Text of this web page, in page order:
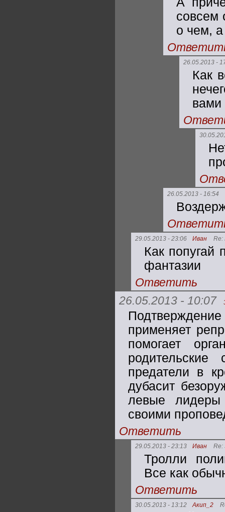
совсем
о чем,
26.05.2013 -
Как
вами
26.05.2013 - 16:54
29.05.2013 - 23:06 Иван Re:
Как попугай
фантазии
Ответить
26.05.2013 - 10:07
применяет
помогает
предатели в
дубасит
левые
своими
Ответить
29.05.2013 - 23:13 Иван Re:
Тролли
Все как
Ответить
30.05.2013 - 13:12 Акип_2